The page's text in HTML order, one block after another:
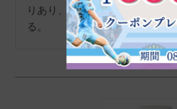
りあり、乾燥しない。目元にハ
る。